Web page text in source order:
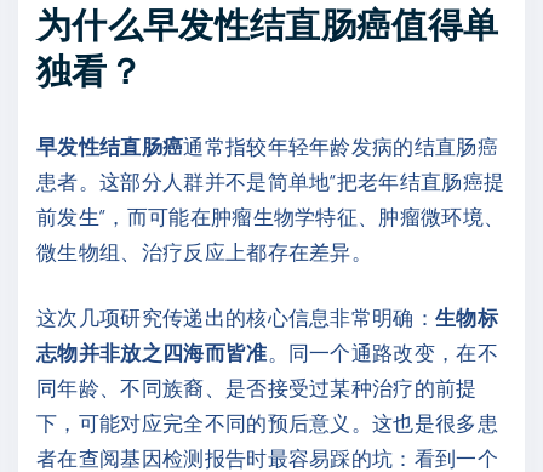
为什么早发性结直肠癌值得单
独看？
早发性结直肠癌通常指较年轻年龄发病的结直肠癌
患者。这部分人群并不是简单地“把老年结直肠癌提
前发生”，而可能在肿瘤生物学特征、肿瘤微环境、
微生物组、治疗反应上都存在差异。
这次几项研究传递出的核心信息非常明确：生物标
志物并非放之四海而皆准。同一个通路改变，在不
同年龄、不同族裔、是否接受过某种治疗的前提
下，可能对应完全不同的预后意义。这也是很多患
者在查阅基因检测报告时最容易踩的坑：看到一个